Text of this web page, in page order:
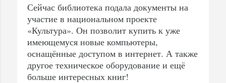
Сейчас библиотека подала документы на
участие в национальном проекте
«Культура». Он позволит купить к уже
имеющемуся новые компьютеры,
оснащённые доступом в интернет. А также
другое техническое оборудование и ещё
больше интересных книг!